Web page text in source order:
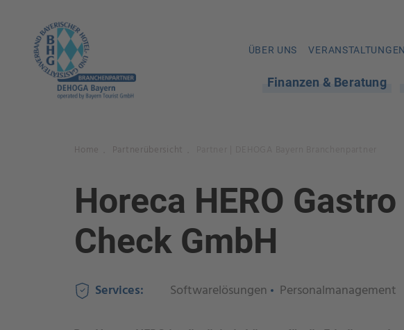
ÜBER UNS VERANSTALTUNGEN
Finanzen & Beratung
Home Partnerübersicht
Horeca HERO Gastro
Check GmbH
Services: Softwarelösungen Personalmanagement